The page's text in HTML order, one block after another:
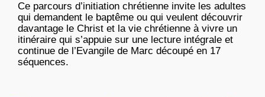
Ce parcours d’initiation chrétienne invite les adultes
qui demandent le baptême ou qui veulent découvrir
davantage le Christ et la vie chrétienne à vivre un
itinéraire qui s’appuie sur une lecture intégrale et
continue de l’Evangile de Marc découpé en 17
séquences.